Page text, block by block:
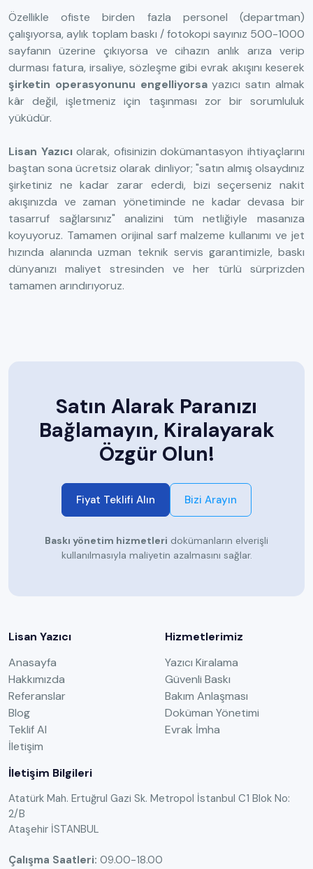
Özellikle ofiste birden fazla personel (departman)
çalışıyorsa, aylık toplam baskı / fotokopi sayınız 500-1000
sayfanın üzerine çıkıyorsa ve cihazın anlık arıza verip
durması fatura, irsaliye, sözleşme gibi evrak akışını keserek
şirketin operasyonunu engelliyorsayazıcı satın almak
kâr değil, işletmeniz için taşınması zor bir sorumluluk
yüküdür.
Lisan Yazıcıolarak, ofisinizin dokümantasyon ihtiyaçlarını
baştan sona ücretsiz olarak dinliyor; "satın almış olsaydınız
şirketiniz ne kadar zarar ederdi, bizi seçerseniz nakit
akışınızda ve zaman yönetiminde ne kadar devasa bir
tasarruf sağlarsınız" analizini tüm netliğiyle masanıza
koyuyoruz. Tamamen orijinal sarf malzeme kullanımı ve jet
hızında alanında uzman teknik servis garantimizle, baskı
dünyanızı maliyet stresinden ve her türlü sürprizden
tamamen arındırıyoruz.
Satın Alarak Paranızı
Bağlamayın, Kiralayarak
Özgür Olun!
Fiyat Teklifi Alın Bizi Arayın
Baskı yönetim hizmetleri dokümanların elverişli
kullanılmasıyla maliyetin azalmasını sağlar.
Lisan Yazıcı
Anasayfa
Hakkımızda
Referanslar
Blog
Teklif Al
İletişim
Hizmetlerimiz
Yazıcı Kiralama
Güvenli Baskı
Bakım Anlaşması
Doküman Yönetimi
Evrak İmha
İletişim Bilgileri
Atatürk Mah. Ertuğrul Gazi Sk. Metropol İstanbul C1 Blok No:
2/B
Ataşehir İSTANBUL
Çalışma Saatleri: 09.00-18.00